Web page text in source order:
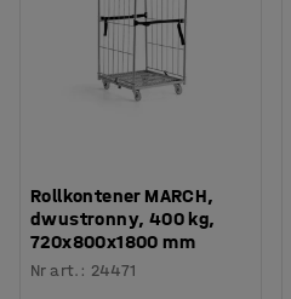
Rollkontener MARCH,
dwustronny, 400 kg,
720x800x1800 mm
Nr art. : 24471